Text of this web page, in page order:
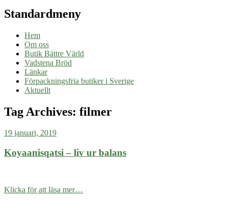
Standardmeny
Hem
Om oss
Butik Bättre Värld
Vadstena Bröd
Länkar
Förpackningsfria butiker i Sverige
Aktuellt
Tag Archives: filmer
19 januari, 2019
Koyaanisqatsi – liv ur balans
Klicka för att läsa mer…